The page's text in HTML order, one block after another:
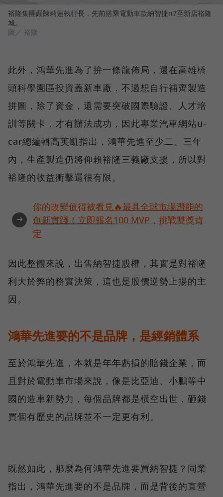
裕隆集團嚴陳莉蓮執行長，先前搭乘電動車款納智捷n7至新店裕隆
城。
圖／ 裕隆
此外，鴻華先進為了拚一條龍佈局，還在高雄橋
頭科學園區投資蓋新車廠，不過想自行補齊製造
拼圖，除了資金，還需要突破國際驗證、人才培
訓等關卡，才有辦法成功，因此專業汽車網站u-
car總編輯高英凱指出，鴻華先進至少二、三年
內，生產製造仍將仰賴裕隆三義廠支援，所以對
裕隆的收益衝擊還很有限。
➜
你的改變值得被看見🔥最具全球市場潛能的
創新實踐！立即報名100 MVP，挑戰雙獎肯
定
因此整體來說，出售納智捷股權，其實是對裕隆
利大於弊的務實決策，這也是股價逆勢上揚的主
因。
鴻華先進要的不是品牌，是經銷體系
至於鴻華先進，本就是年年虧損的賠錢企業，而
且對於電動車市場來說，像是比亞迪、小鵬等中
國的造車新勢力，每個品牌都是橫空出世，砸錢
買個有歷史的品牌並不一定更有利。
既然如此，那麼為何鴻華先進要買納智捷？同業
指出，鴻華先進要的不是品牌，而是背後的直營